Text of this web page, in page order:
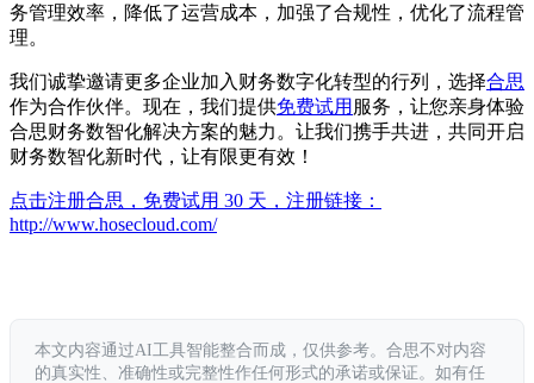
务管理效率，降低了运营成本，加强了合规性，优化了流程管
理。
我们诚挚邀请更多企业加入财务数字化转型的行列，选择合思
作为合作伙伴。现在，我们提供免费试用 服务，让您亲身体验
合思财务数智化解决方案的魅力。让我们携手共进，共同开启
财务数智化新时代，让有限更有效！
点击注册合思，免费试用 30 天，注册链接：
http://www.hosecloud.com/
本文内容通过AI工具智能整合而成，仅供参考。合思不对内容
的真实性、准确性或完整性作任何形式的承诺或保证。如有任